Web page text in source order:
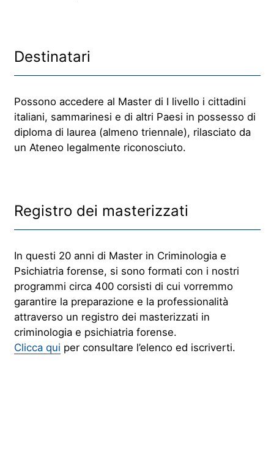
Destinatari
Possono accedere al Master di I livello i cittadini
italiani, sammarinesi e di altri Paesi in possesso di
diploma di laurea (almeno triennale), rilasciato da
un Ateneo legalmente riconosciuto.
Registro dei masterizzati
In questi 20 anni di Master in Criminologia e
Psichiatria forense, si sono formati con i nostri
programmi circa 400 corsisti di cui vorremmo
garantire la preparazione e la professionalità
attraverso un registro dei masterizzati in
criminologia e psichiatria forense.
Clicca qui per consultare l’elenco ed iscriverti.